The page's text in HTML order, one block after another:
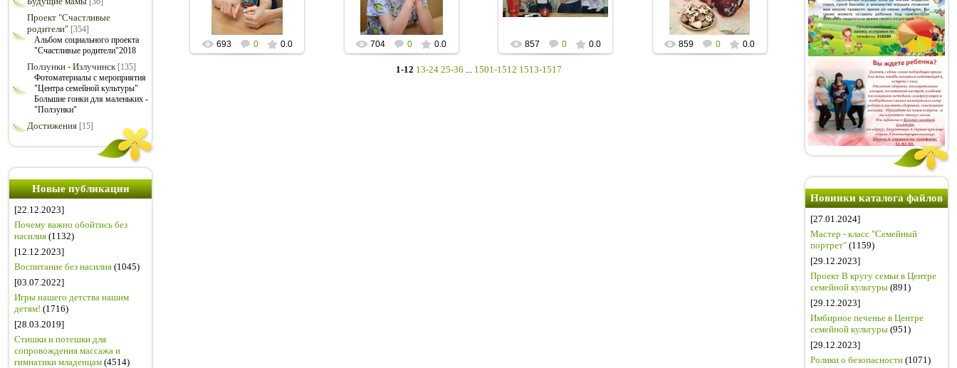
Проект "Счастливые
родители" [354]
Альбом социального проекта
"Счастливые родители"2018
Ползунки - Излучинск [135]
Фотоматериалы с мероприятия
"Центра семейной культуры"
Большие гонки для маленьких -
"Ползунки"
Достижения [15]
Новые публикации
[22.12.2023]
Почему важно обойтись без
насилия (1132)
[12.12.2023]
Воспитание без насилия (1045)
[03.07.2022]
Игры нашего детства нашим
детям! (1716)
[28.03.2019]
Стишки и потешки для
сопровождения массажа и
гимнатики младенцам (4514)
grot611
693 0 0.0
grot611
704 0 0.0
Центра семейной
культу...
857
0 0.0
Центра семейной
культу...
Светлана
859
0 0.0
1-12 13-24 25-36 ... 1501-1512 1513-1517
Новинки каталога файлов
[27.01.2024]
Мастер - класс "Семейный
портрет" (1159)
[29.12.2023]
Проект В кругу семьи в Центре
семейной культуры (891)
[29.12.2023]
Имбирное печенье в Центре
семейной культуры (951)
[29.12.2023]
Ролики о безопасности (1071)